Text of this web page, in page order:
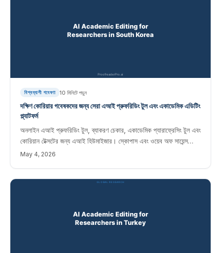
বিশ্বব্যাপী গবেষণা 10 মিনিটে পড়ুন
দক্ষিণ কোরিয়ার গবেষকদের জন্য সেরা এআই প্রুফরিডিং টুল এবং একাডেমিক এডিটিং
প্ল্যাটফর্ম
অনলাইন এআই প্রুফরিডিং টুল, ব্যাকরণ চেকার, একাডেমিক প্যারাফ্রেসিং টুল এবং
কোরিয়ান টেক্সটের জন্য এআই হিউমাইজার। স্কোপাস এবং ওয়েব অফ সায়েন্স
জার্নালে প্রকাশিত কোরিয়ান গবেষকদের জন্য তাত্ক্ষণিক সম্পাদনা সফ্টওয়্যার৷
May 4, 2026